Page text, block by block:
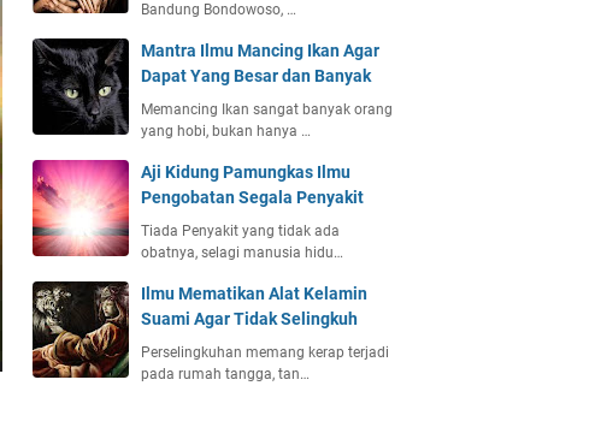
Bandung Bondowoso, …
Mantra Ilmu Mancing Ikan Agar
Dapat Yang Besar dan Banyak
Memancing Ikan sangat banyak orang
yang hobi, bukan hanya …
Aji Kidung Pamungkas Ilmu
Pengobatan Segala Penyakit
Tiada Penyakit yang tidak ada
obatnya, selagi manusia hidu…
Ilmu Mematikan Alat Kelamin
Suami Agar Tidak Selingkuh
Perselingkuhan memang kerap terjadi
pada rumah tangga, tan…